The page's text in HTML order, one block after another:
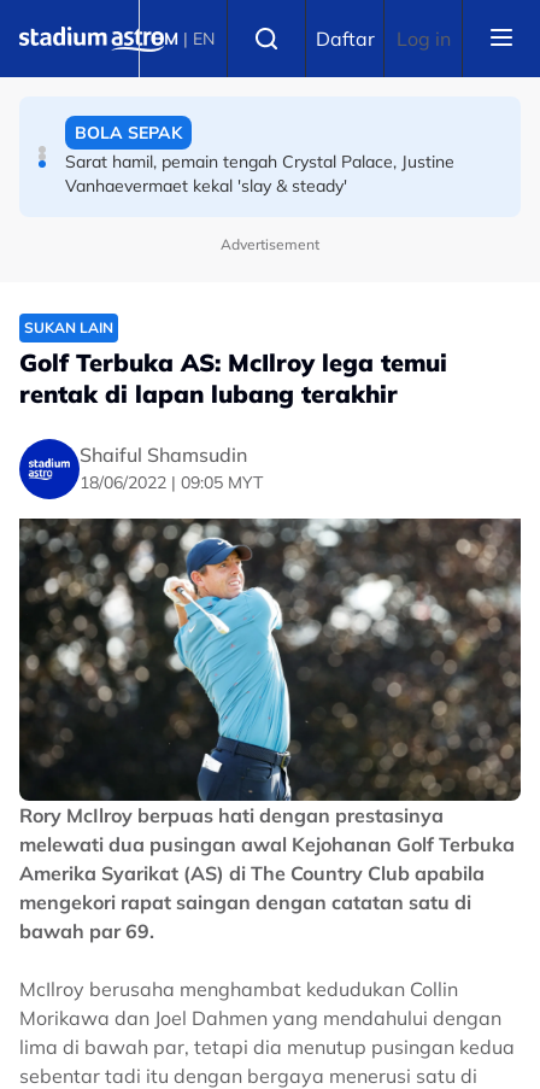
BM | EN Daftar Log in
Dekat Malaysia susah nak cari makanan sihat, jadi
BOLA SEPAK
Sarat hamil, pemain tengah Crystal Palace, Justine
Vanhaevermaet kekal 'slay & steady'
Advertisement
SUKAN LAIN
Golf Terbuka AS: McIlroy lega temui
rentak di lapan lubang terakhir
Shaiful Shamsudin
18/06/2022 | 09:05 MYT
Rory McIlroy berpuas hati dengan prestasinya
melewati dua pusingan awal Kejohanan Golf Terbuka
Amerika Syarikat (AS) di The Country Club apabila
mengekori rapat saingan dengan catatan satu di
bawah par 69.
McIlroy berusaha menghambat kedudukan Collin
Morikawa dan Joel Dahmen yang mendahului dengan
lima di bawah par, tetapi dia menutup pusingan kedua
sebentar tadi itu dengan bergaya menerusi satu di